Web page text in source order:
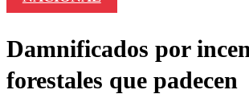
Damnificados por
forestales que padecen